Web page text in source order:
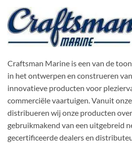
Craftsman Marine is een van de
in het ontwerpen en construeren
innovatieve producten voor
commerciële vaartuigen. Vanuit
distribueren wij onze producten
gebruikmakend van een uitgebreid
gecertificeerde dealers en